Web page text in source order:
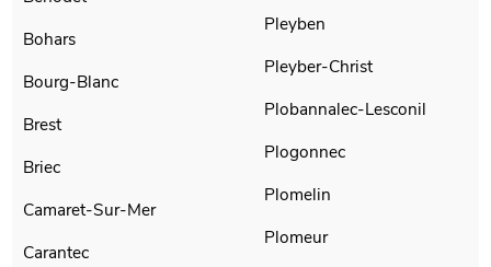
Bohars
Bourg-Blanc
Brest
Briec
Camaret-Sur-Mer
Carantec
Pleyben
Pleyber-Christ
Plobannalec-Lesconil
Plogonnec
Plomelin
Plomeur